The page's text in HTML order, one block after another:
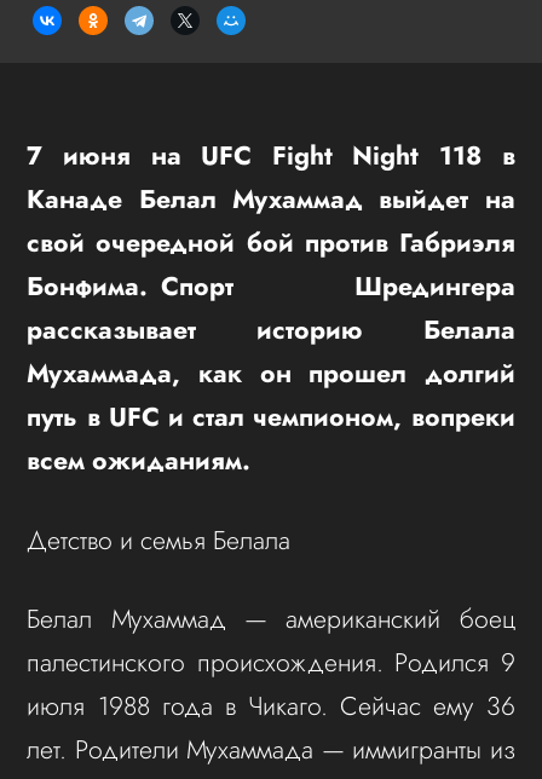
7 июня на UFC Fight Night 118 в
Канаде Белал Мухаммад выйдет на
свой очередной бой против Габриэля
Бонфима.Спорт Шредингера
рассказывает историю Белала
Мухаммада, как он прошел долгий
путь в UFC и стал чемпионом, вопреки
всем ожиданиям.
Детство и семья Белала
Белал Мухаммад — американский боец
палестинского происхождения. Родился 9
июля 1988 года в Чикаго. Сейчас ему 36
лет. Родители Мухаммада — иммигранты из